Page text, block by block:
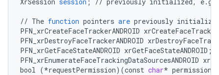
// The function pointers are previously
PFN_xrCreateFaceTrackerANDROID
PFN_xrDestroyFaceTrackerANDROID
PFN_xrGetFaceStateANDROID xrGetFaceStateANDROID ;
PFN_xrEnumerateFaceTrackingDataSourcesANDROID
bool (*requestPermission)(const char* permission